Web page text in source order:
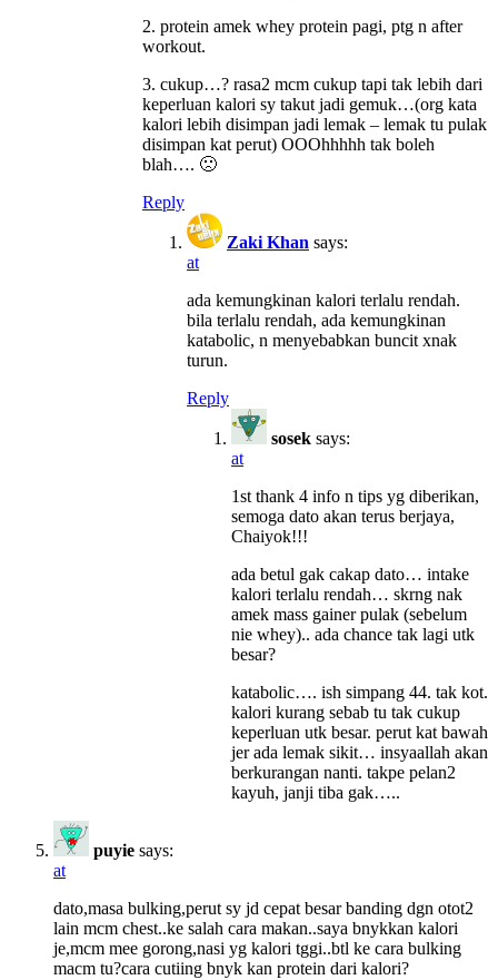
2. protein amek whey protein pagi, ptg n after
workout.
3. cukup…? rasa2 mcm cukup tapi tak lebih dari
keperluan kalori sy takut jadi gemuk…(org kata
kalori lebih disimpan jadi lemak – lemak tu pulak
disimpan kat perut) OOOhhhhh tak boleh
blah…. 🙁
Reply
Zaki Khan says:
at
ada kemungkinan kalori terlalu rendah.
bila terlalu rendah, ada kemungkinan
katabolic, n menyebabkan buncit xnak
turun.
Reply
sosek says:
at
1st thank 4 info n tips yg diberikan,
semoga dato akan terus berjaya,
Chaiyok!!!
ada betul gak cakap dato… intake
kalori terlalu rendah… skrng nak
amek mass gainer pulak (sebelum
nie whey).. ada chance tak lagi utk
besar?
katabolic…. ish simpang 44. tak kot.
kalori kurang sebab tu tak cukup
keperluan utk besar. perut kat bawah
jer ada lemak sikit… insyaallah akan
berkurangan nanti. takpe pelan2
kayuh, janji tiba gak…..
puyie says:
at
dato,masa bulking,perut sy jd cepat besar banding dgn otot2
lain mcm chest..ke salah cara makan..saya bnykkan kalori
je,mcm mee gorong,nasi yg kalori tggi..btl ke cara bulking
macm tu?cara cutiing bnyk kan protein dari kalori?